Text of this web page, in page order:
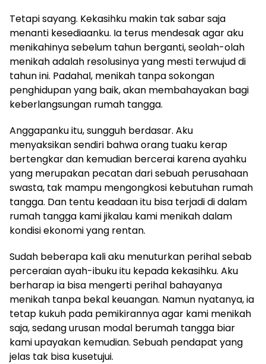
Tetapi sayang. Kekasihku makin tak sabar saja
menanti kesediaanku. Ia terus mendesak agar aku
menikahinya sebelum tahun berganti, seolah-olah
menikah adalah resolusinya yang mesti terwujud di
tahun ini. Padahal, menikah tanpa sokongan
penghidupan yang baik, akan membahayakan bagi
keberlangsungan rumah tangga.
Anggapanku itu, sungguh berdasar. Aku
menyaksikan sendiri bahwa orang tuaku kerap
bertengkar dan kemudian bercerai karena ayahku
yang merupakan pecatan dari sebuah perusahaan
swasta, tak mampu mengongkosi kebutuhan rumah
tangga. Dan tentu keadaan itu bisa terjadi di dalam
rumah tangga kami jikalau kami menikah dalam
kondisi ekonomi yang rentan.
Sudah beberapa kali aku menuturkan perihal sebab
perceraian ayah-ibuku itu kepada kekasihku. Aku
berharap ia bisa mengerti perihal bahayanya
menikah tanpa bekal keuangan. Namun nyatanya, ia
tetap kukuh pada pemikirannya agar kami menikah
saja, sedang urusan modal berumah tangga biar
kami upayakan kemudian. Sebuah pendapat yang
jelas tak bisa kusetujui.